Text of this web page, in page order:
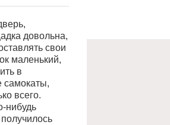
довольна,
свои
маленький,
в
самокаты,
всего.
нибудь